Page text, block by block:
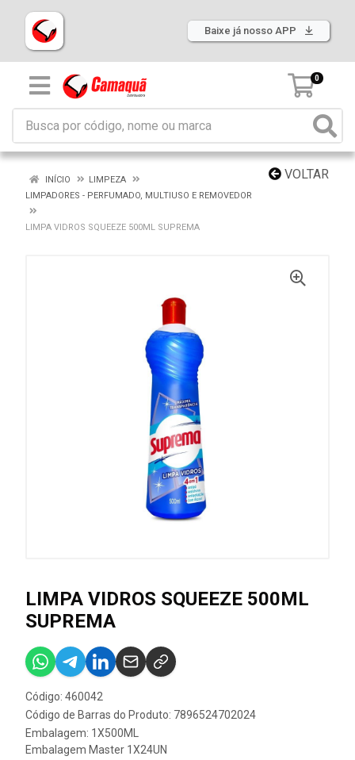
Baixe já nosso APP
0
VOLTAR
INÍCIO
LIMPEZA
LIMPADORES - PERFUMADO, MULTIUSO E REMOVEDOR
LIMPA VIDROS SQUEEZE 500ML SUPREMA
LIMPA VIDROS SQUEEZE 500ML
SUPREMA
Código: 460042
Código de Barras do Produto: 7896524702024
Embalagem: 1X500ML
Embalagem Master 1X24UN